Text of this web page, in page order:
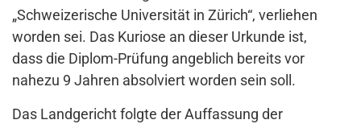
„Schweizerische Universität in Zürich“, verliehen
worden sei. Das Kuriose an dieser Urkunde ist,
dass die Diplom-Prüfung angeblich bereits vor
nahezu 9 Jahren absolviert worden sein soll.
Das Landgericht folgte der Auffassung der